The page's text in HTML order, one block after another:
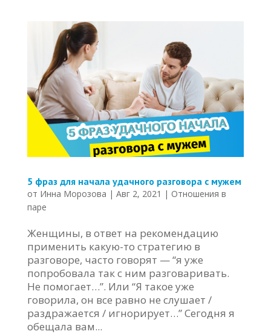
5 фраз для начала удачного разговора с мужем
от Инна Морозова | Авг 2, 2021 | Отношения в
паре
Женщины, в ответ на рекомендацию
применить какую-то стратегию в
разговоре, часто говорят — “я уже
попробовала так с ним разговаривать.
Не помогает…”. Или “Я такое уже
говорила, он все равно не слушает /
раздражается / игнорирует…” Сегодня я
обещала вам...